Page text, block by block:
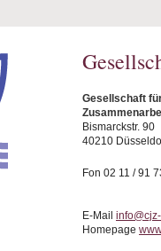
Gesellschaft
Bismarckstr. 90
40210
Fon 02 11 / 91
E-Mail
Homepage